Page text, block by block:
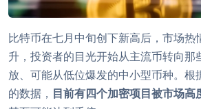
比特币在七月中旬创下新高后，市场热
升，投资者的目光开始从主流币转向那
放、可能从低位爆发的中小型币种。根
的数据， 目前有四个加密项目被市场高